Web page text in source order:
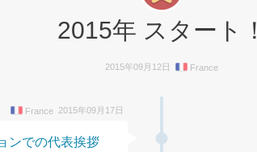
2015年 スタート！
2015年09月12日 France
ンでの代表挨拶
2015年09月17日
France